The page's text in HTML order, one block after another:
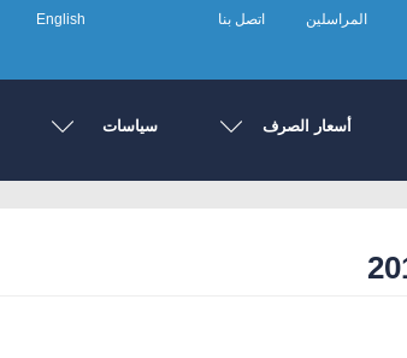
المراسلين اتصل بنا English
أسعار الصرف سياسات